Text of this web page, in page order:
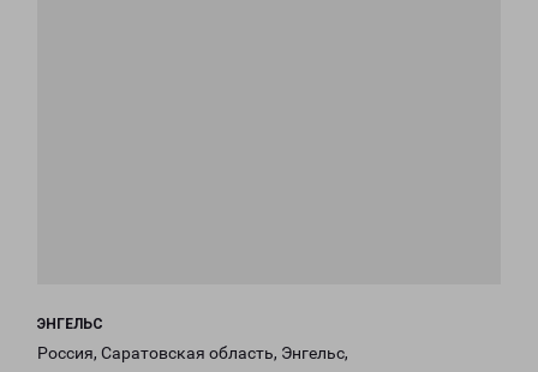
ЭНГЕЛЬС
Россия, Саратовская область, Энгельс,